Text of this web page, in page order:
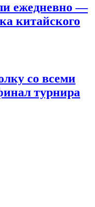
ежедневно —
китайского
со всеми
турнира